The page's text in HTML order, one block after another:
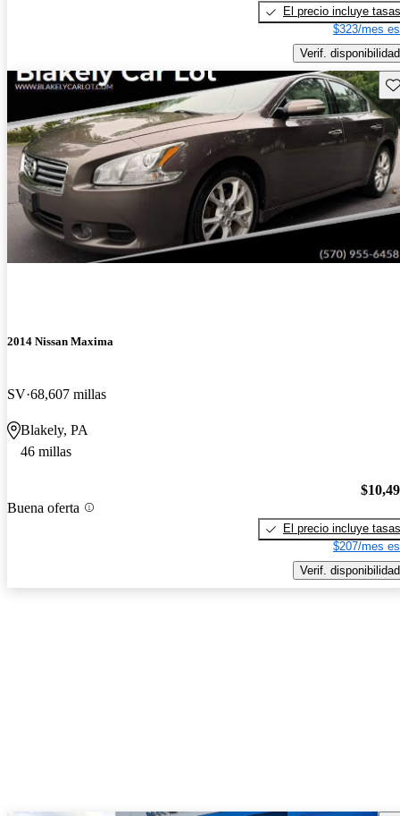
El precio incluye tasas
$323/mes
Verif. disponibilidad
2014 Nissan Maxima
SV 68,607 millas
Blakely, PA
46 millas
Buena oferta
El precio incluye tasas
$207/mes
Verif. disponibilidad